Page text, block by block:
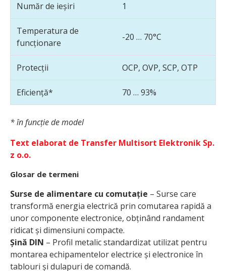
Număr de ieșiri 1
Temperatura de
funcționare
-20 … 70°C
Protecții OCP, OVP, SCP, OTP
Eficiență* 70 … 93%
* în funcție de model
Text elaborat de Transfer Multisort Elektronik Sp.
z o.o.
Glosar de termeni
Surse de alimentare cu comutație – Surse care
transformă energia electrică prin comutarea rapidă a
unor componente electronice, obținând randament
ridicat și dimensiuni compacte.
Șină DIN – Profil metalic standardizat utilizat pentru
montarea echipamentelor electrice și electronice în
tablouri și dulapuri de comandă.